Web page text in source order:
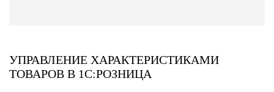
УПРАВЛЕНИЕ ХАРАКТЕРИСТИКАМИ
ТОВАРОВ В 1С:РОЗНИЦА